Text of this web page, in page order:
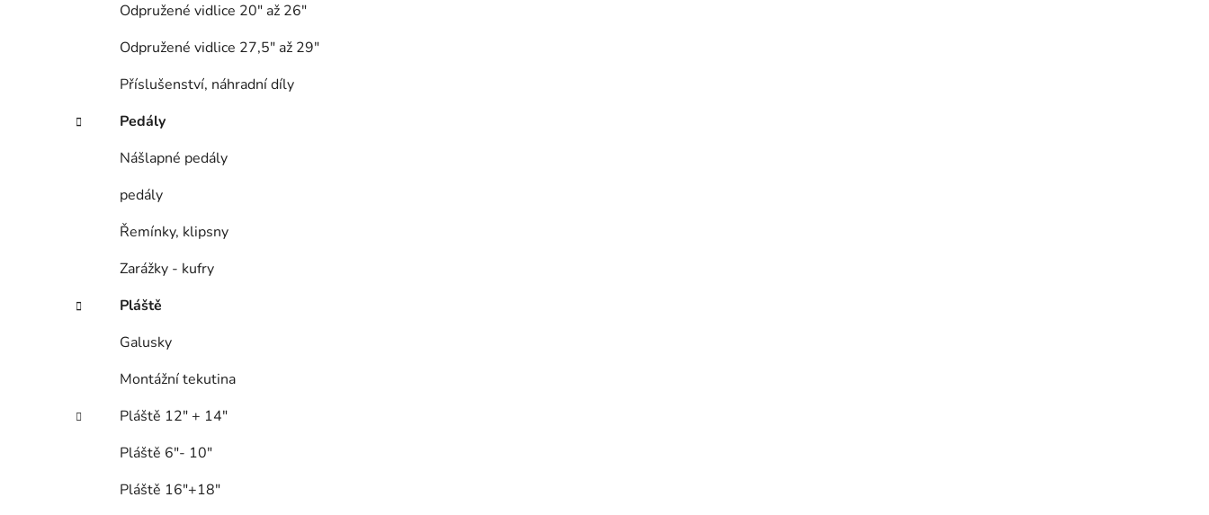
Odpružené vidlice 20" až 26"
Odpružené vidlice 27,5" až 29"
Příslušenství, náhradní díly
Pedály
Nášlapné pedály
pedály
Řemínky, klipsny
Zarážky - kufry
Pláště
Galusky
Montážní tekutina
Pláště 12" + 14"
Pláště 6"- 10"
Pláště 16"+18"